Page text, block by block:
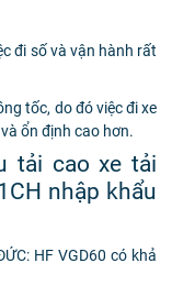
đi số và vận hành rất
tốc, do đó việc đi xe
ổn định cao hơn.
tải cao xe tải
nhập khẩu
HF VGD60 có khả